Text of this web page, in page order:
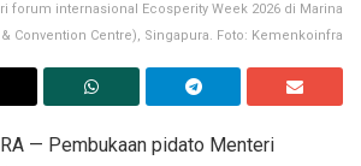
forum internasional Ecosperity Week 2026 di Marina
& Convention Centre), Singapura. Foto: Kemenkoinfra
— Pembukaan pidato Menteri